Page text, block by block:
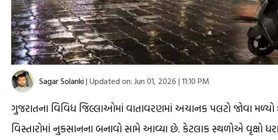
Sagar Solanki | Updated on: Jun 01, 2026 | 11:10 PM
ગુજરાતના વિવિધ જિલ્લાઓમાં વાતાવરણમાં અચાનક પલટો જોવા
વિસ્તારોમાં નુકસાનના બનાવો સામે આવ્યા છે. કેટલાક સ્થળોએ વૃક્ષો